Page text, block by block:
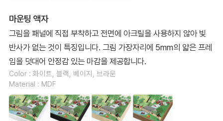
마운팅 액자
그림을 패널에 직접 부착하고 전면에 아크릴을 사용하지 않아 빛
반사가 없는 것이 특징입니다. 그림 가장자리에 5mm의 얇은 프레
임을 덧대어 안정감 있는 마감을 제공합니다.
Color : 화이트, 블랙, 베이지, 브라운
Material : MDF